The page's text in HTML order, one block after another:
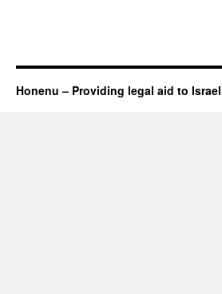
Honenu – Providing legal aid to